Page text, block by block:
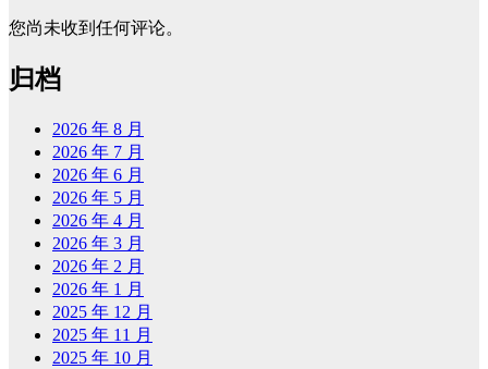
您尚未收到任何评论。
归档
2026 年 8 月
2026 年 7 月
2026 年 6 月
2026 年 5 月
2026 年 4 月
2026 年 3 月
2026 年 2 月
2026 年 1 月
2025 年 12 月
2025 年 11 月
2025 年 10 月